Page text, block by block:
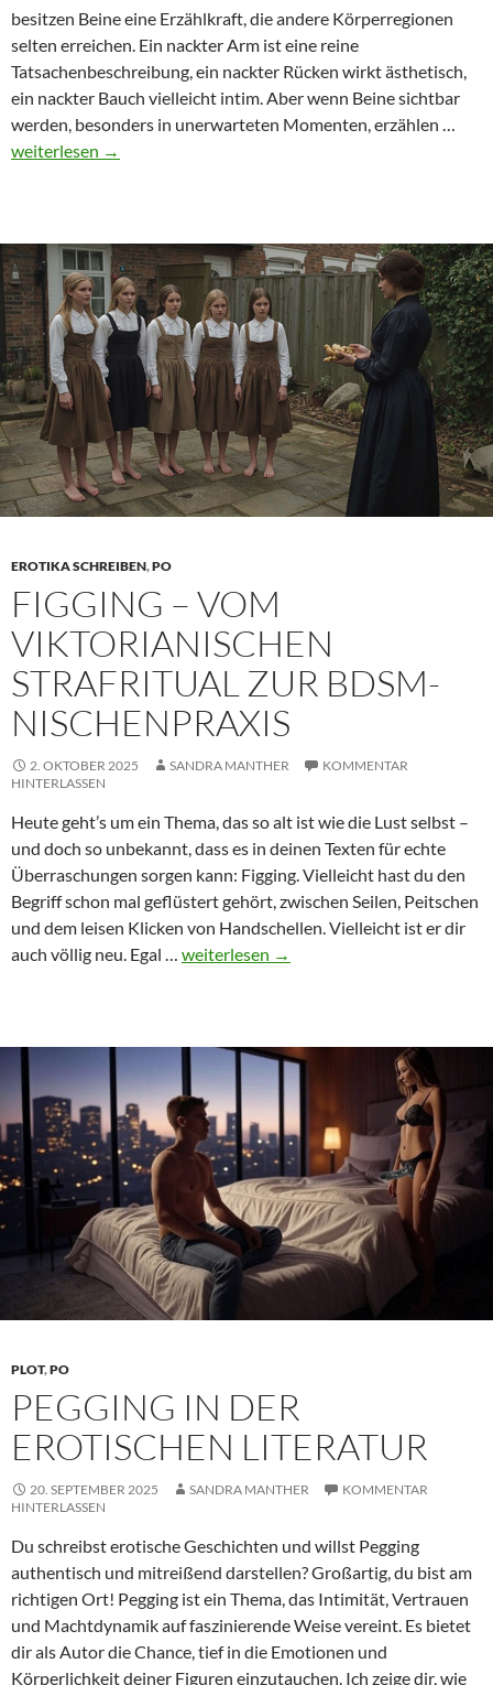
besitzen Beine eine Erzählkraft, die andere Körperregionen
selten erreichen. Ein nackter Arm ist eine reine
Tatsachenbeschreibung, ein nackter Rücken wirkt ästhetisch,
ein nackter Bauch vielleicht intim. Aber wenn Beine sichtbar
werden, besonders in unerwarteten Momenten, erzählen …
als
Haut
weiterlesen →
EROTIKA SCHREIBEN,PO
FIGGING – VOM
VIKTORIANISCHEN
STRAFRITUAL ZUR BDSM-
NISCHENPRAXIS
2. OKTOBER 2025 SANDRA MANTHER
KOMMENTAR
HINTERLASSEN
Heute geht’s um ein Thema, das so alt ist wie die Lust selbst –
und doch so unbekannt, dass es in deinen Texten für echte
Überraschungen sorgen kann: Figging. Vielleicht hast du den
Begriff schon mal geflüstert gehört, zwischen Seilen, Peitschen
und dem leisen Klicken von Handschellen. Vielleicht ist er dir
auch völlig neu. Egal … Figging
Strafritual
zur
BDSM-
Nischenpraxis
weiterlesen →
PLOT,PO
PEGGING IN DER
EROTISCHEN LITERATUR
20. SEPTEMBER 2025 SANDRA MANTHER
KOMMENTAR
HINTERLASSEN
Du schreibst erotische Geschichten und willst Pegging
authentisch und mitreißend darstellen? Großartig, du bist am
richtigen Ort! Pegging ist ein Thema, das Intimität, Vertrauen
und Machtdynamik auf faszinierende Weise vereint. Es bietet
dir als Autor die Chance, tief in die Emotionen und
Körperlichkeit deiner Figuren einzutauchen. Ich zeige dir, wie